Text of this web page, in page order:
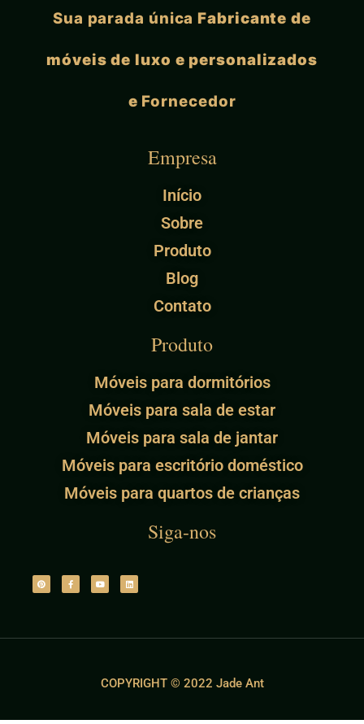
Sua parada únicaFabricante de
móveis de luxo e personalizados
e Fornecedor
Empresa
Início
Sobre
Produto
Blog
Contato
Produto
Móveis para dormitórios
Móveis para sala de estar
Móveis para sala de jantar
Móveis para escritório doméstico
Móveis para quartos de crianças
Siga-nos
COPYRIGHT © 2022 Jade Ant